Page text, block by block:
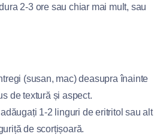
2-3 ore sau chiar mai mult, sau
(susan, mac) deasupra înainte
de textură și aspect.
1-2 linguri de eritritol sau alt
de scorțișoară.